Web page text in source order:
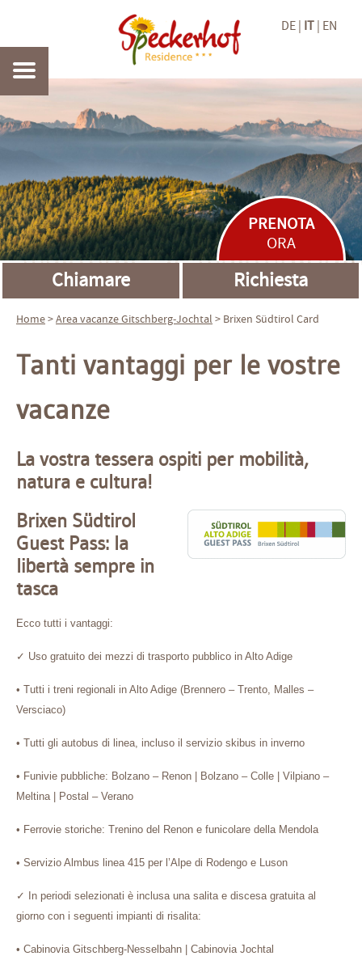
DE IT EN
PRENOTA
ORA
Chiamare Richiesta
Home>Area vacanzeGitschberg-Jochtal > Brixen Südtirol Card
Tanti vantaggi per le vostre
vacanze
La vostra tessera ospiti per mobilità,
natura e cultura!
Brixen Südtirol
Guest Pass: la
libertà sempre in
tasca
Ecco tutti i vantaggi:
✓ Uso gratuito dei mezzi di trasporto pubblico in Alto Adige
• Tutti i treni regionali in Alto Adige (Brennero – Trento, Malles –
Versciaco)
• Tutti gli autobus di linea, incluso il servizio skibus in inverno
• Funivie pubbliche: Bolzano – Renon | Bolzano – Colle | Vilpiano –
Meltina | Postal – Verano
• Ferrovie storiche: Trenino del Renon e funicolare della Mendola
• Servizio Almbus linea 415 per l’Alpe di Rodengo e Luson
✓
In periodi selezionati è inclusa una salita e discesa gratuita al
giorno con i seguenti impianti di risalita:
• Cabinovia Gitschberg-Nesselbahn | Cabinovia Jochtal